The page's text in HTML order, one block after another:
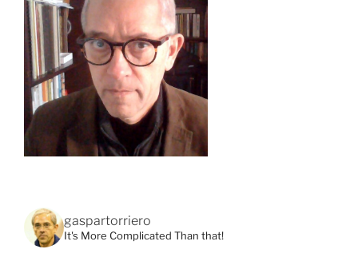
gaspartorriero
It's More Complicated Than that!